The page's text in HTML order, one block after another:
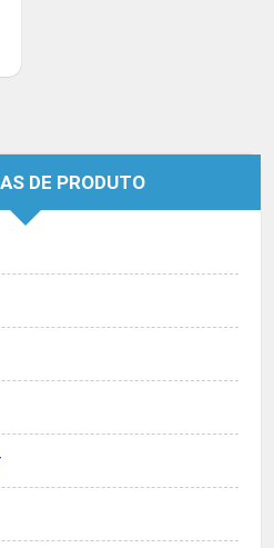
DE PRODUTO